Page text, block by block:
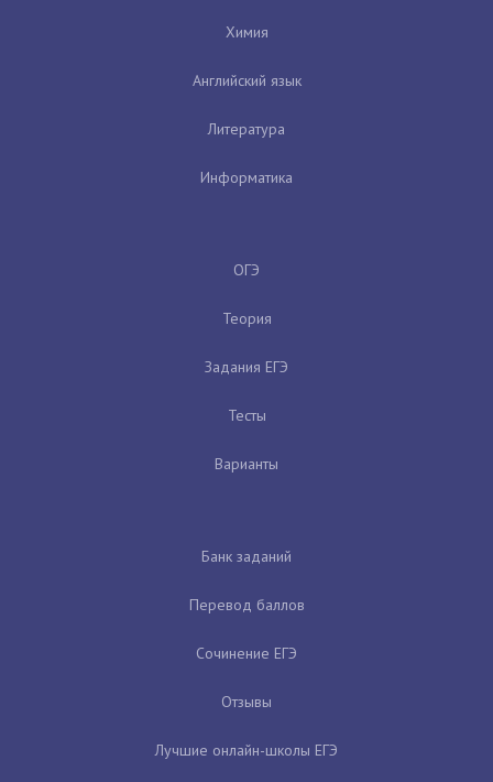
Химия
Английский язык
Литература
Информатика
ОГЭ
Теория
Задания ЕГЭ
Тесты
Варианты
Банк заданий
Перевод баллов
Сочинение ЕГЭ
Отзывы
Лучшие онлайн-школы ЕГЭ